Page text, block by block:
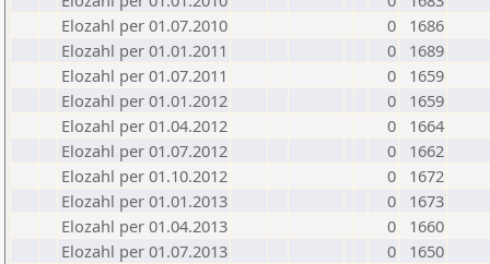
Elozahl per 01.07.2010
0
1686
Elozahl per 01.01.2011
0
1689
Elozahl per 01.07.2011
0
1659
Elozahl per 01.01.2012
0
1659
Elozahl per 01.04.2012
0
1664
Elozahl per 01.07.2012
0
1662
Elozahl per 01.10.2012
0
1672
Elozahl per 01.01.2013
0
1673
Elozahl per 01.04.2013
0
1660
Elozahl per 01.07.2013
0
1650